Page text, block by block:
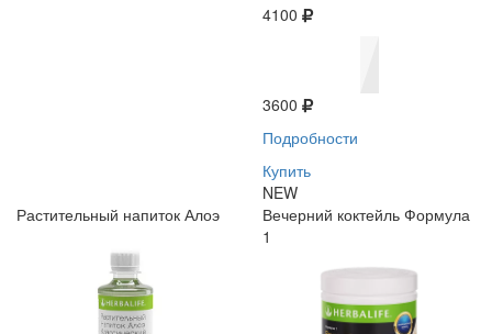
4100
3600
Подробности
Купить
NEW
Растительный напиток Алоэ
Вечерний коктейль Формула
1